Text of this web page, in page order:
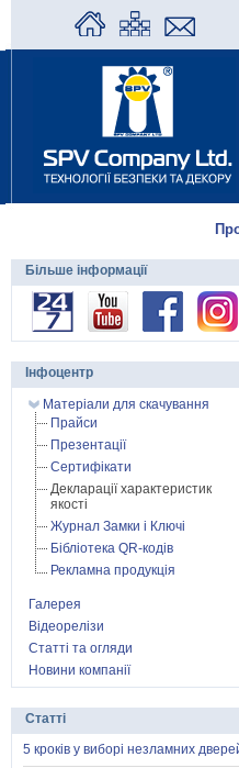
Більше інформації
Інфоцентр
Матеріали для скачування
Прайси
Презентації
Сертифікати
Декларації характеристик
якості
Журнал Замки і Ключі
Бібліотека QR-кодів
Рекламна продукція
Галерея
Відеорелізи
Статті та огляди
Новини компанії
Статті
5 кроків у виборі незламних